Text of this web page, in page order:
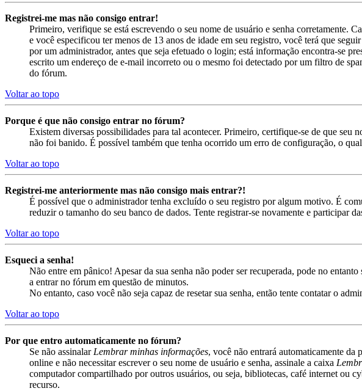
Registrei-me mas não consigo entrar!
Primeiro, verifique se está escrevendo o seu nome de usuário e senha corretamente.
e você especificou ter menos de 13 anos de idade em seu registro, você terá que
por um administrador, antes que seja efetuado o login; está informação encontra-se
escrito um endereço de e-mail incorreto ou o mesmo foi detectado por um filtro de
do fórum.
Voltar ao topo
Porque é que não consigo entrar no fórum?
Existem diversas possibilidades para tal acontecer. Primeiro, certifique-se de que seu
não foi banido. É possível também que tenha ocorrido um erro de configuração, o
Voltar ao topo
Registrei-me anteriormente mas não consigo mais entrar?!
É possível que o administrador tenha excluído o seu registro por algum motivo. É
reduzir o tamanho do seu banco de dados. Tente registrar-se novamente e participar
Voltar ao topo
Esqueci a senha!
Não entre em pânico! Apesar da sua senha não poder ser recuperada, pode no
a entrar no fórum em questão de minutos.
No entanto, caso você não seja capaz de resetar sua senha, então tente contatar o
Voltar ao topo
Por que entro automaticamente no fórum?
Se não assinalar Lembrar minhas informações, você não entrará automaticamente da
online e não necessitar escrever o seu nome de usuário e senha, assinale a caixa
computador compartilhado por outros usuários, ou seja, bibliotecas, café internet ou
recurso.